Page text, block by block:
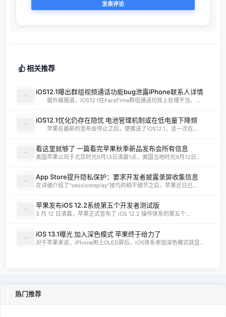
相关推荐
iOS12.1曝出群组视频通话功能bug泄露iPhone联系人详情
据外媒报道，iOS12.1在FaceTime群组通话功效上处理不当，...
iOS12.1优化仍存在隐忧 电池管理机制或在低电量下降频
苹果在最新的宣布会停止之后，便推送了iOS12.1，这一次在...
看这里就够了 一篇看完苹果秋季新品发布会所有信息
美国苹果公司于北京时光9月13日清晨1点，美国当地时光9月12日...
App Store提升隐私保护：要求开发者披露录屏收集信息
在详细介绍了“sessionreplay”技巧的相干细节之后，苹果近日已...
苹果发布iOS 12.2系统第五个开发者测试版
3 月 12 日清晨，苹果正式宣布了 iOS 12.2 操作体系的第五个...
iOS 13.1曝光 加入深色模式 苹果终于给力了
对于苹果来说，iPhone用上OLED屏后，iOS体系参加深色模式就显...
热门推荐